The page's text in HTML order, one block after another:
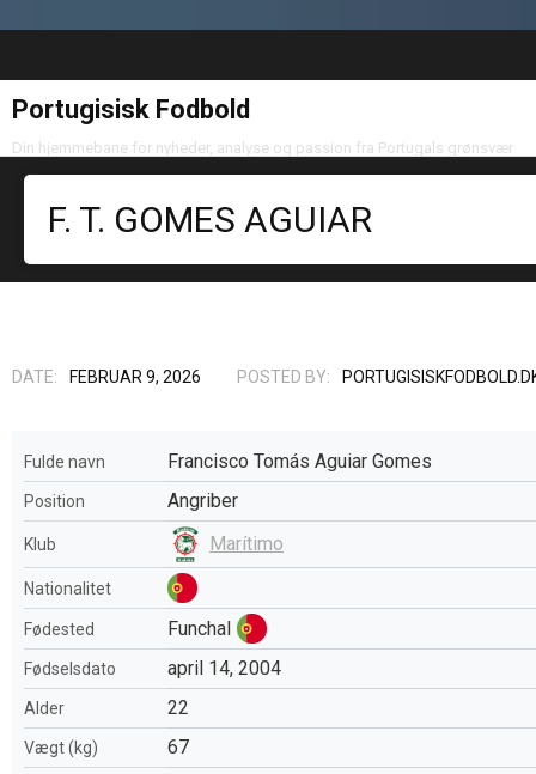
Portugisisk Fodbold
Din hjemmebane for nyheder, analyse og passion fra Portugals grønsvær
F. T. GOMES AGUIAR
DATE: FEBRUAR 9, 2026 POSTED BY:
Fulde navn Francisco Tomás Aguiar Gomes
Position Angriber
Klub Marítimo
Nationalitet
Fødested Funchal
Fødselsdato april 14, 2004
Alder 22
Vægt (kg) 67